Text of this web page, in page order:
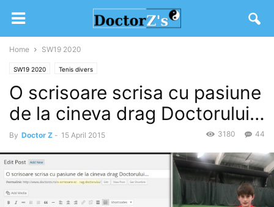
Home SW19 2020
SW19 2020 Tenis divers
O scrisoare scrisa cu pasiune
de la cineva drag Doctorului…
By Doctor Z - 15 April 2015 44
3180